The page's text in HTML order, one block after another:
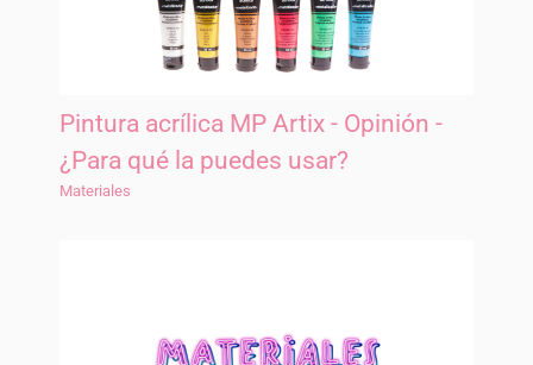
Pintura acrílica MP Artix - Opinión -
¿Para qué la puedes usar?
Materiales